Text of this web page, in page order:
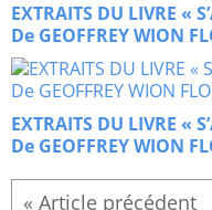
EXTRAITS DU LIVRE «
De GEOFFREY WION
EXTRAITS DU LIVRE «
De GEOFFREY WION